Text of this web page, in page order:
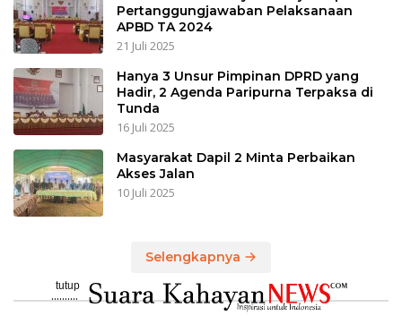
Wabup Sampaikan Rancangan
2024 Ditetapkan Menjadi Perda
tutup
..........